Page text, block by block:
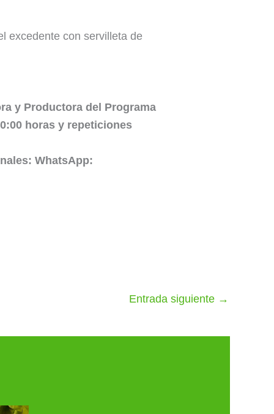
excedente con servilleta de
y Productora del Programa
horas y repeticiones
WhatsApp:
Entrada siguiente →